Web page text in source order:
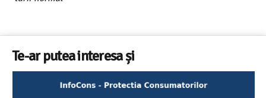
Te-ar putea interesa și